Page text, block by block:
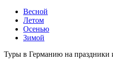
Весной
Летом
Осенью
Зимой
Туры в Германию на праздники